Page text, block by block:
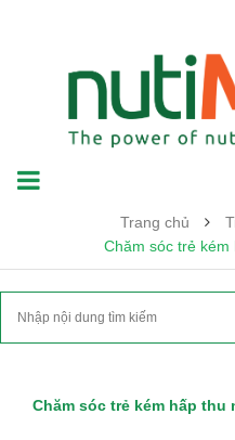
Trang chủ
Chăm sóc trẻ
Chăm sóc trẻ kém hấp thu